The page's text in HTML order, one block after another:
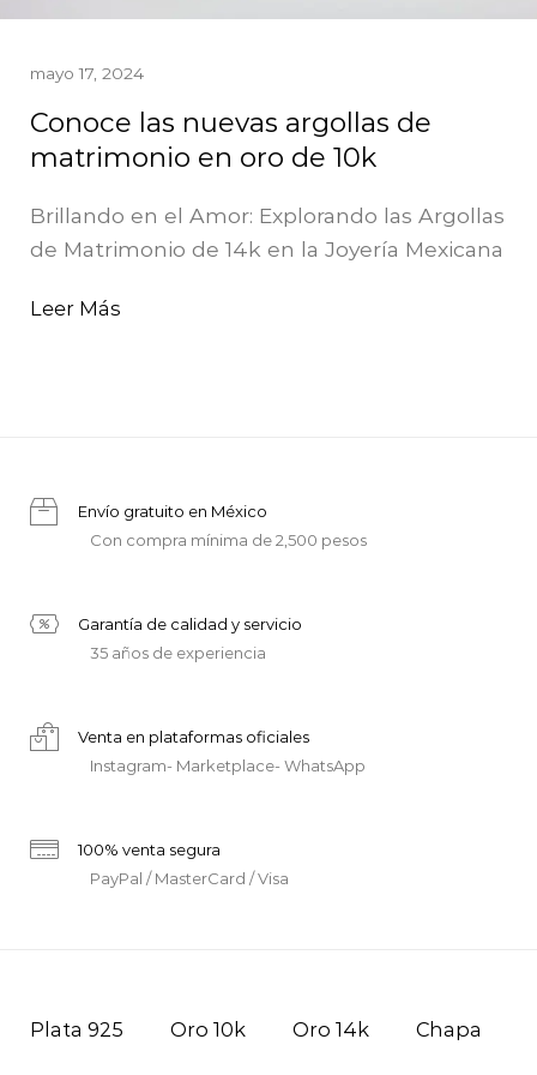
mayo 17, 2024
Conoce las nuevas argollas de
matrimonio en oro de 10k
Brillando en el Amor: Explorando las Argollas
de Matrimonio de 14k en la Joyería Mexicana
Leer Más
Envío gratuito en México
Con compra mínima de 2,500 pesos
Garantía de calidad y servicio
35 años de experiencia
Venta en plataformas oficiales
Instagram- Marketplace- WhatsApp
100% venta segura
PayPal / MasterCard / Visa
Plata 925 Oro 10k Oro 14k Chapa